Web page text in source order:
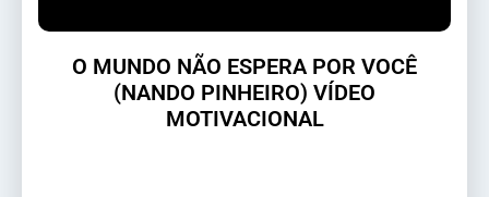
O MUNDO NÃO ESPERA POR VOCÊ
(NANDO PINHEIRO) VÍDEO
MOTIVACIONAL